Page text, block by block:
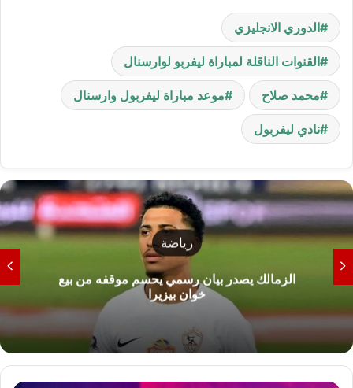
الدوري الانجليزي
القنوات الناقلة لمباراة ليفربو لوارسنال
محمد صلاح موعد مباراة ليفربول وارسنال
نادي ليفربول
رياضة
الزمالك يصدر بيان رسمي يحسم موقفه من بيع
خوان بيزيرا